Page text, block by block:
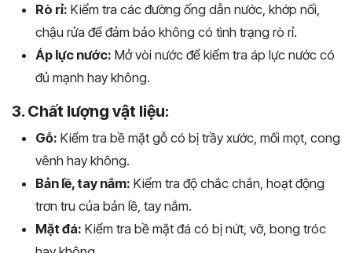
Rò rỉ: Kiểm tra các đường ống dẫn nước, khớp nối,
chậu rửa để đảm bảo không có tình trạng rò rỉ.
Áp lực nước: Mở vòi nước để kiểm tra áp lực nước có
đủ mạnh hay không.
3. Chất lượng vật liệu:
Gỗ: Kiểm tra bề mặt gỗ có bị trầy xước, mối mọt, cong
vênh hay không.
Bản lề, tay nắm: Kiểm tra độ chắc chắn, hoạt động
trơn tru của bản lề, tay nắm.
Mặt đá: Kiểm tra bề mặt đá có bị nứt, vỡ, bong tróc